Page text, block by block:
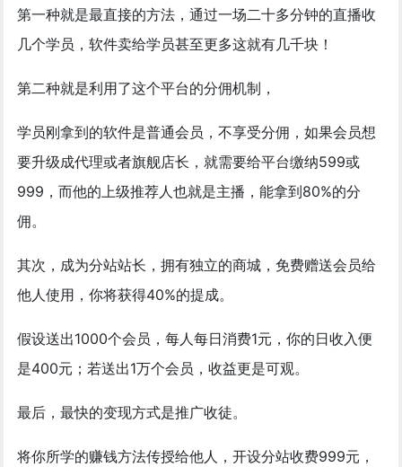
第一种就是最直接的方法，通过一场二十多分钟的直播收
几个学员，软件卖给学员甚至更多这就有几千块！
第二种就是利用了这个平台的分佣机制，
学员刚拿到的软件是普通会员，不享受分佣，如果会员想
要升级成代理或者旗舰店长，就需要给平台缴纳599或
999，而他的上级推荐人也就是主播，能拿到80%的分
佣。
其次，成为分站站长，拥有独立的商城，免费赠送会员给
他人使用，你将获得40%的提成。
假设送出1000个会员，每人每日消费1元，你的日收入便
是400元；若送出1万个会员，收益更是可观。
最后，最快的变现方式是推广收徒。
将你所学的赚钱方法传授给他人，开设分站收费999元，